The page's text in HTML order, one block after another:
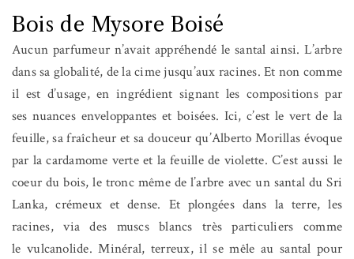
Bois de Mysore Boisé
Aucun parfumeur n’avait appréhendé le santal ainsi. L’arbre
dans sa globalité, de la cime jusqu’aux racines. Et non comme
il est d’usage, en ingrédient signant les compositions par
ses nuances enveloppantes et boisées. Ici, c’est le vert de la
feuille, sa fraîcheur et sa douceur qu’Alberto Morillas évoque
par la cardamome verte et la feuille de violette. C’est aussi le
coeur du bois, le tronc même de l’arbre avec un santal du Sri
Lanka, crémeux et dense. Et plongées dans la terre, les
racines, via des muscs blancs très particuliers comme
le vulcanolide. Minéral, terreux, il se mêle au santal pour